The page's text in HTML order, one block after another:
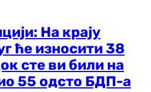
На крају
ће износити 38
сте ви били на
55 одсто БДП-а